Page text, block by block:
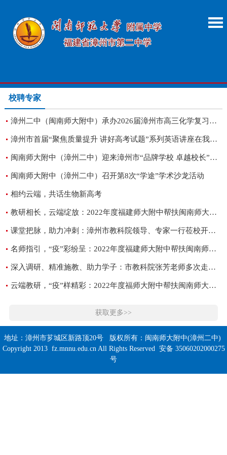
校聘专家
漳州二中（闽南师大附中）承办2026届漳州市高三化学复习教学示范课暨质量分析活动
漳州市首届“聚焦质量提升 讲好高考试题”系列英语讲座在我校举行
闽南师大附中（漳州二中）迎来漳州市“品牌学校 卓越校长”培养工程专家入校指导
闽南师大附中（漳州二中）召开第8次“学途”学术沙龙活动
相约云端，共话生物新高考
教研相长，云端绽放：2022年度福建师大附中帮扶闽南师大附中地理专场
课堂把脉，助力冲刺：漳州市教科院领导、专家一行莅校开展高三教学视导
名师指引，“疫”彩纷呈：2022年度福建师大附中帮扶闽南师大附中活动英语专场
深入调研、精准施教、助力学子：市教科院张芳老师多次走进闽南师大附中调研指导
云端教研，“疫”样精彩：2022年度福师大附中帮扶闽南师大附中活动历史专场
获取更多>>
地址：漳州市芗城区新路顶20号 版权所有：闽南师大附中(漳州二中)
Copyright 2013 fz.mnnu.edu.cn All Rights Reserved 安备 35060202000275
号